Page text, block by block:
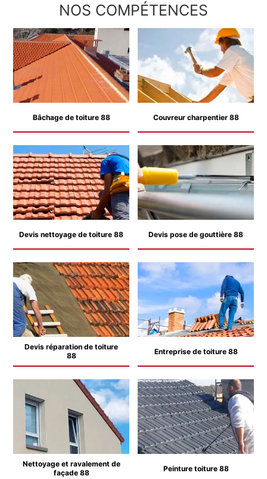
NOS COMPÉTENCES
Bâchage de toiture 88 Couvreur charpentier 88
Devis nettoyage de toiture 88 Devis pose de gouttière 88
Devis réparation de toiture
88
Entreprise de toiture 88
Nettoyage et ravalement de
façade 88
Peinture toiture 88